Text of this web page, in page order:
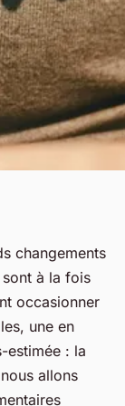
les
changements
à la fois
occasionner
une en
estimée : la
allons